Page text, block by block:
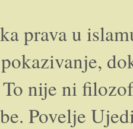
prava u
nije ni
Povelje